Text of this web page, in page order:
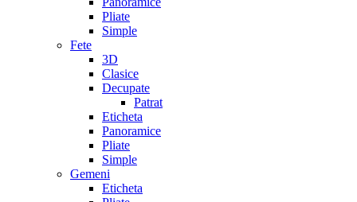
Pliate
Simple
Fete
3D
Clasice
Decupate
Patrat
Eticheta
Panoramice
Pliate
Simple
Gemeni
Eticheta